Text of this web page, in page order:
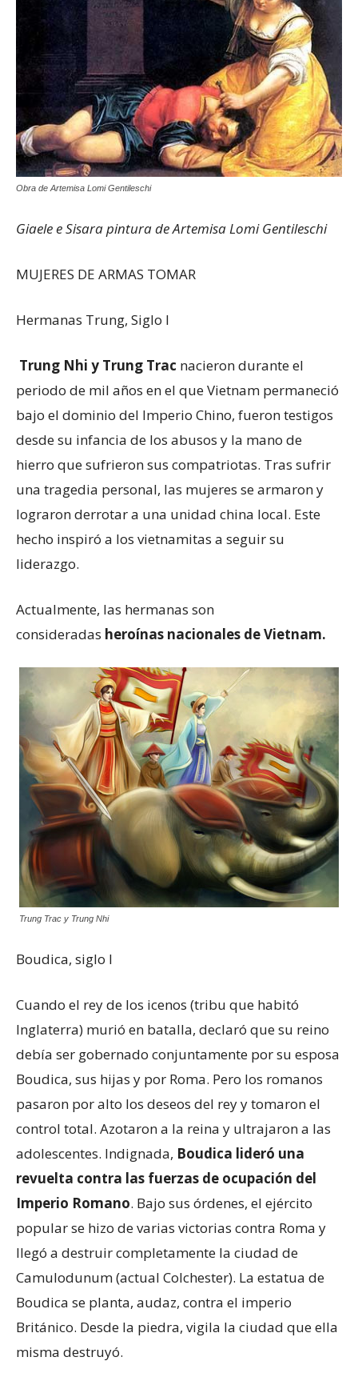
Obra de Artemisa Lomi Gentileschi
Giaele e Sisara pintura de Artemisa Lomi Gentileschi
MUJERES DE ARMAS TOMAR
Hermanas Trung, Siglo I
Trung Nhi y Trung Trac nacieron durante el
periodo de mil años en el que Vietnam permaneció
bajo el dominio del Imperio Chino, fueron testigos
desde su infancia de los abusos y la mano de
hierro que sufrieron sus compatriotas. Tras sufrir
una tragedia personal, las mujeres se armaron y
lograron derrotar a una unidad china local. Este
hecho inspiró a los vietnamitas a seguir su
liderazgo.
Actualmente, las hermanas son
consideradas heroínas nacionales de Vietnam.
Trung Trac y Trung Nhi
Boudica, siglo I
Cuando el rey de los icenos (tribu que habitó
Inglaterra) murió en batalla, declaró que su reino
debía ser gobernado conjuntamente por su esposa
Boudica, sus hijas y por Roma. Pero los romanos
pasaron por alto los deseos del rey y tomaron el
control total. Azotaron a la reina y ultrajaron a las
adolescentes. Indignada, Boudica lideró una
revuelta contra las fuerzas de ocupación del
Imperio Romano. Bajo sus órdenes, el ejército
popular se hizo de varias victorias contra Roma y
llegó a destruir completamente la ciudad de
Camulodunum (actual Colchester). La estatua de
Boudica se planta, audaz, contra el imperio
Británico. Desde la piedra, vigila la ciudad que ella
misma destruyó.